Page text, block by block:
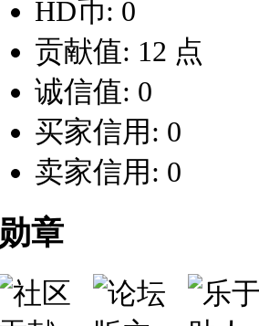
HD币: 0
贡献值: 12 点
诚信值: 0
买家信用: 0
卖家信用: 0
勋章